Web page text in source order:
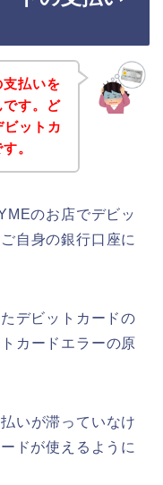
払いを
す。ど
ットカ
。
のお店でデビッ
自身の銀行口座に
デビットカードの
カードエラーの原
いが滞っていなけ
ドが使えるように